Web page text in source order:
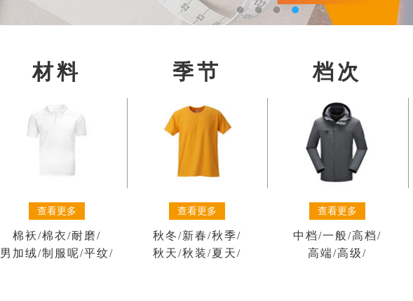
材料
查看更多
棉袄/棉衣/耐磨/
男加绒/制服呢/平纹/
季节
查看更多
秋冬/新春/秋季/
秋天/秋装/夏天/
档次
查看更多
中档/一般/高档/
高端/高级/